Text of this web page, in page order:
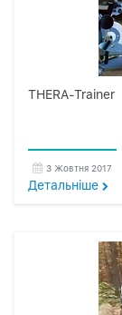
THERA-Trainer
3 Жовтня 2017
Детальнiше